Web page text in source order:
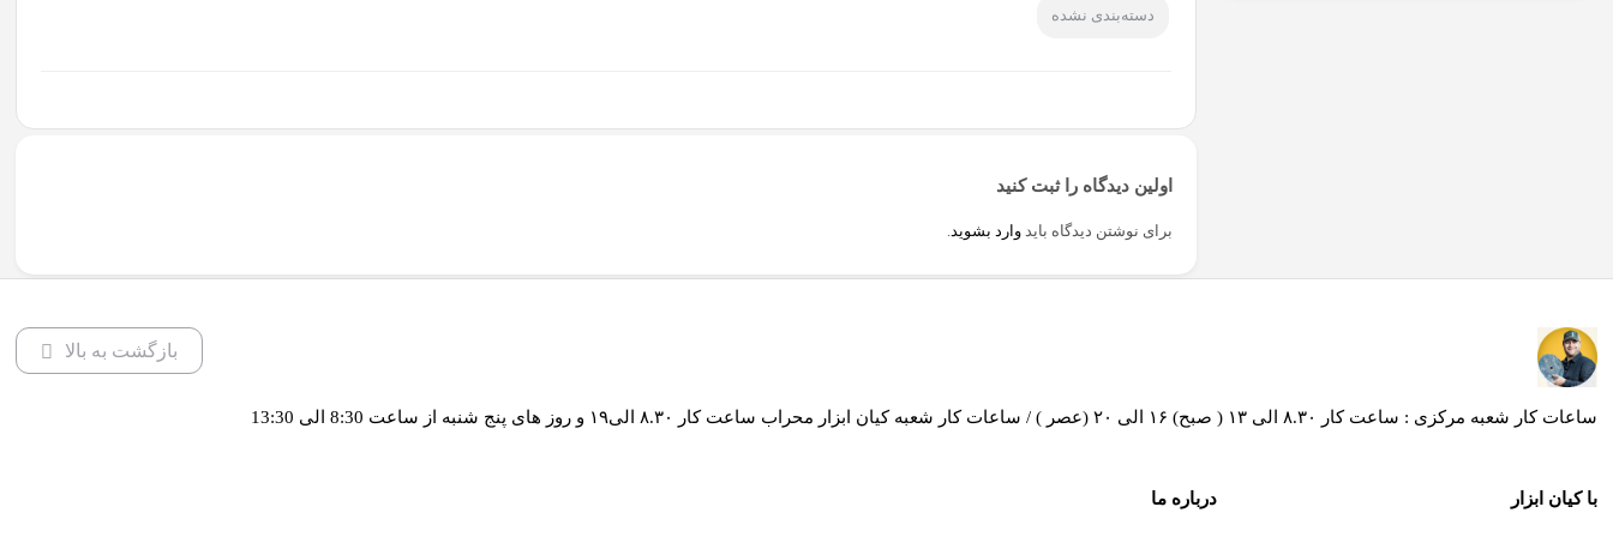
دسته‌بندی نشده
اولین دیدگاه را ثبت کنید
برای نوشتن دیدگاه باید وارد بشوید.
بازگشت به بالا
ساعات کار شعبه مرکزی : ساعت کار ۸.۳۰ الی ۱۳ ( صبح) ۱۶ الی ۲۰ (عصر ) / ساعات کار شعبه کیان ابزار محراب ساعت کار ۸.۳۰ الی۱۹ و روز های پنج شنبه از ساعت 8:30 الی 13:30
با کیان ابزار درباره ما